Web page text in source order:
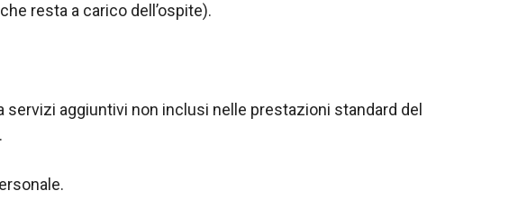
resta a carico dell’ospite).
aggiuntivi non inclusi nelle prestazioni standard del